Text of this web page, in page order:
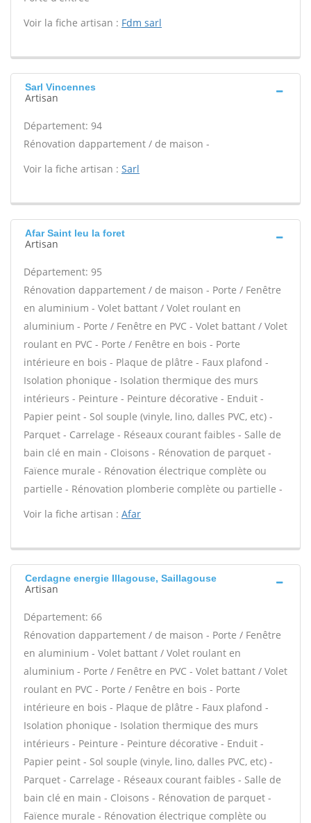
Voir la fiche artisan : Fdm sarl
Sarl Vincennes
Artisan
Département: 94
Rénovation dappartement / de maison -
Voir la fiche artisan : Sarl
Afar Saint leu la foret
Artisan
Département: 95
Rénovation dappartement / de maison - Porte / Fenêtre
en aluminium - Volet battant / Volet roulant en
aluminium - Porte / Fenêtre en PVC - Volet battant / Volet
roulant en PVC - Porte / Fenêtre en bois - Porte
intérieure en bois - Plaque de plâtre - Faux plafond -
Isolation phonique - Isolation thermique des murs
intérieurs - Peinture - Peinture décorative - Enduit -
Papier peint - Sol souple (vinyle, lino, dalles PVC, etc) -
Parquet - Carrelage - Réseaux courant faibles - Salle de
bain clé en main - Cloisons - Rénovation de parquet -
Faïence murale - Rénovation électrique complète ou
partielle - Rénovation plomberie complète ou partielle -
Voir la fiche artisan : Afar
Cerdagne energie Illagouse, Saillagouse
Artisan
Département: 66
Rénovation dappartement / de maison - Porte / Fenêtre
en aluminium - Volet battant / Volet roulant en
aluminium - Porte / Fenêtre en PVC - Volet battant / Volet
roulant en PVC - Porte / Fenêtre en bois - Porte
intérieure en bois - Plaque de plâtre - Faux plafond -
Isolation phonique - Isolation thermique des murs
intérieurs - Peinture - Peinture décorative - Enduit -
Papier peint - Sol souple (vinyle, lino, dalles PVC, etc) -
Parquet - Carrelage - Réseaux courant faibles - Salle de
bain clé en main - Cloisons - Rénovation de parquet -
Faïence murale - Rénovation électrique complète ou